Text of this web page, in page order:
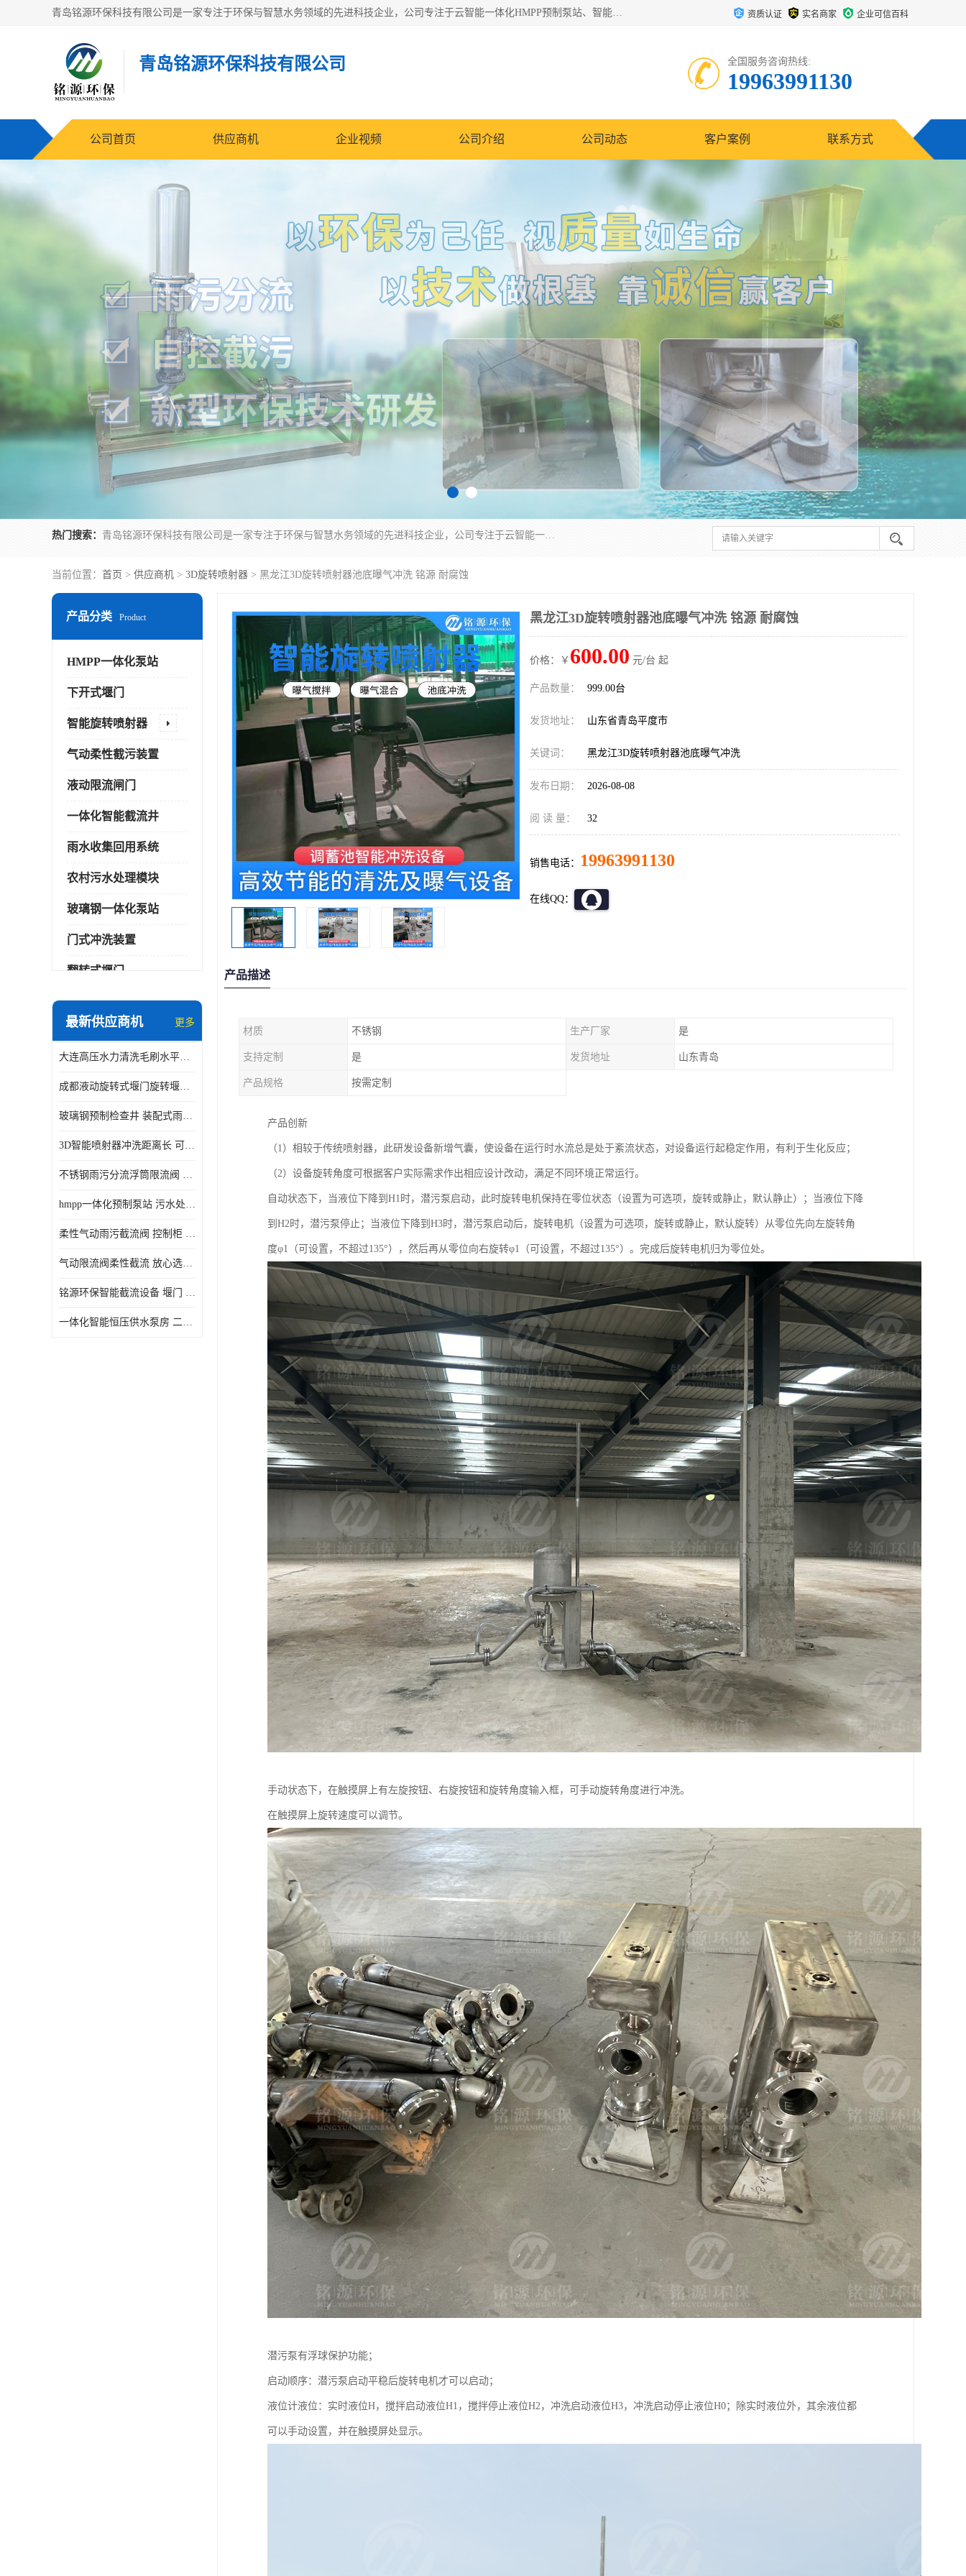
青岛铭源环保科技有限公司是一家专注于环保与智慧水务领域的先进科技企业，公司专注于云智能一体化HMPP预制泵站、智能截流井设备、调蓄池雨洪管理设备、水务循环利用、云智慧水务开发及新型环保技术研发等领域。 资质认证 实名商家 企业可信百科
青岛铭源环保科技有限公司 全国服务咨询热线:
19963991130
公司首页 供应商机 企业视频 公司介绍 公司动态 客户案例 联系方式
热门搜索： 青岛铭源环保科技有限公司是一家专注于环保与智慧水务领域的先进科技企业，公司专注于云智能一体化HMPP预制泵站、智能截流井设备、调蓄池雨洪管理设备、水务循环利用、云智慧水务开发及新型环保技术研发等领域。
当前位置： 首页 > 供应商机 > 3D旋转喷射器 > 黑龙江3D旋转喷射器池底曝气冲洗 铭源 耐腐蚀
产品分类 Product
HMPP一体化泵站
下开式堰门
智能旋转喷射器
气动柔性截污装置
液动限流闸门
一体化智能截流井
雨水收集回用系统
农村污水处理模块
玻璃钢一体化泵站
门式冲洗装置
翻转式堰门
智能一体化雨水泵站
智能一体化供水泵房
智能一体化净水设备
最新供应商机 更多
大连高压水力清洗毛刷水平自清洁滚刷 水力自动冲洗系统 水力清洗
成都液动旋转式堰门旋转堰门 自动控制 SUS304
玻璃钢预制检查井 装配式雨水污水井 初期弃流井 源头厂家
3D智能喷射器冲洗距离长 可270度旋转 高强度水压远距离喷洗
不锈钢雨污分流浮筒限流阀 DN150-DN1000 品质可信
hmpp一体化预制泵站 污水处理系统 乡镇学校市政排水 厂家供应
柔性气动雨污截流阀 控制柜 远程控制安全性高检修方便
气动限流阀柔性截流 放心选购 控源截污铭源环保
铭源环保智能截流设备 堰门 铸铁调节闸门作用 源头商家 可定制
一体化智能恒压供水泵房 二次加压供水设备户外智慧泵房
黑龙江3D旋转喷射器池底曝气冲洗 铭源 耐腐蚀
价格：￥ 600.00 元/台 起
产品数量： 999.00台
发货地址： 山东省青岛平度市
关键词： 黑龙江3D旋转喷射器池底曝气冲洗
发布日期： 2026-08-08
阅 读 量： 32
销售电话： 19963991130
在线QQ：
产品描述
材质 不锈钢 生产厂家 是
支持定制 是 发货地址 山东青岛
产品规格 按需定制
产品创新
（1）相较于传统喷射器，此研发设备新增气囊，使设备在运行时水流总是处于紊流状态，对设备运行起稳定作用，有利于生化反应；
（2）设备旋转角度可根据客户实际需求作出相应设计改动，满足不同环境正常运行。
自动状态下，当液位下降到H1时，潜污泵启动，此时旋转电机保持在零位状态（设置为可选项，旋转或静止，默认静止）；当液位下降
到H2时，潜污泵停止；当液位下降到H3时，潜污泵启动后，旋转电机（设置为可选项，旋转或静止，默认旋转）从零位先向左旋转角
度φ1（可设置，不超过135°），然后再从零位向右旋转φ1（可设置，不超过135°）。完成后旋转电机归为零位处。
手动状态下，在触摸屏上有左旋按钮、右旋按钮和旋转角度输入框，可手动旋转角度进行冲洗。
在触摸屏上旋转速度可以调节。
潜污泵有浮球保护功能；
启动顺序：潜污泵启动平稳后旋转电机才可以启动；
液位计液位：实时液位H，搅拌启动液位H1，搅拌停止液位H2，冲洗启动液位H3，冲洗启动停止液位H0；除实时液位外，其余液位都
可以手动设置，并在触摸屏处显示。